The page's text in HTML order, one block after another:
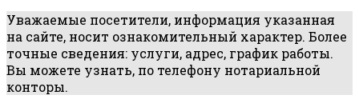
Уважаемые посетители, информация указанная
на сайте, носит ознакомительный характер. Более
точные сведения: услуги, адрес, график работы.
Вы можете узнать, по телефону нотариальной
конторы.